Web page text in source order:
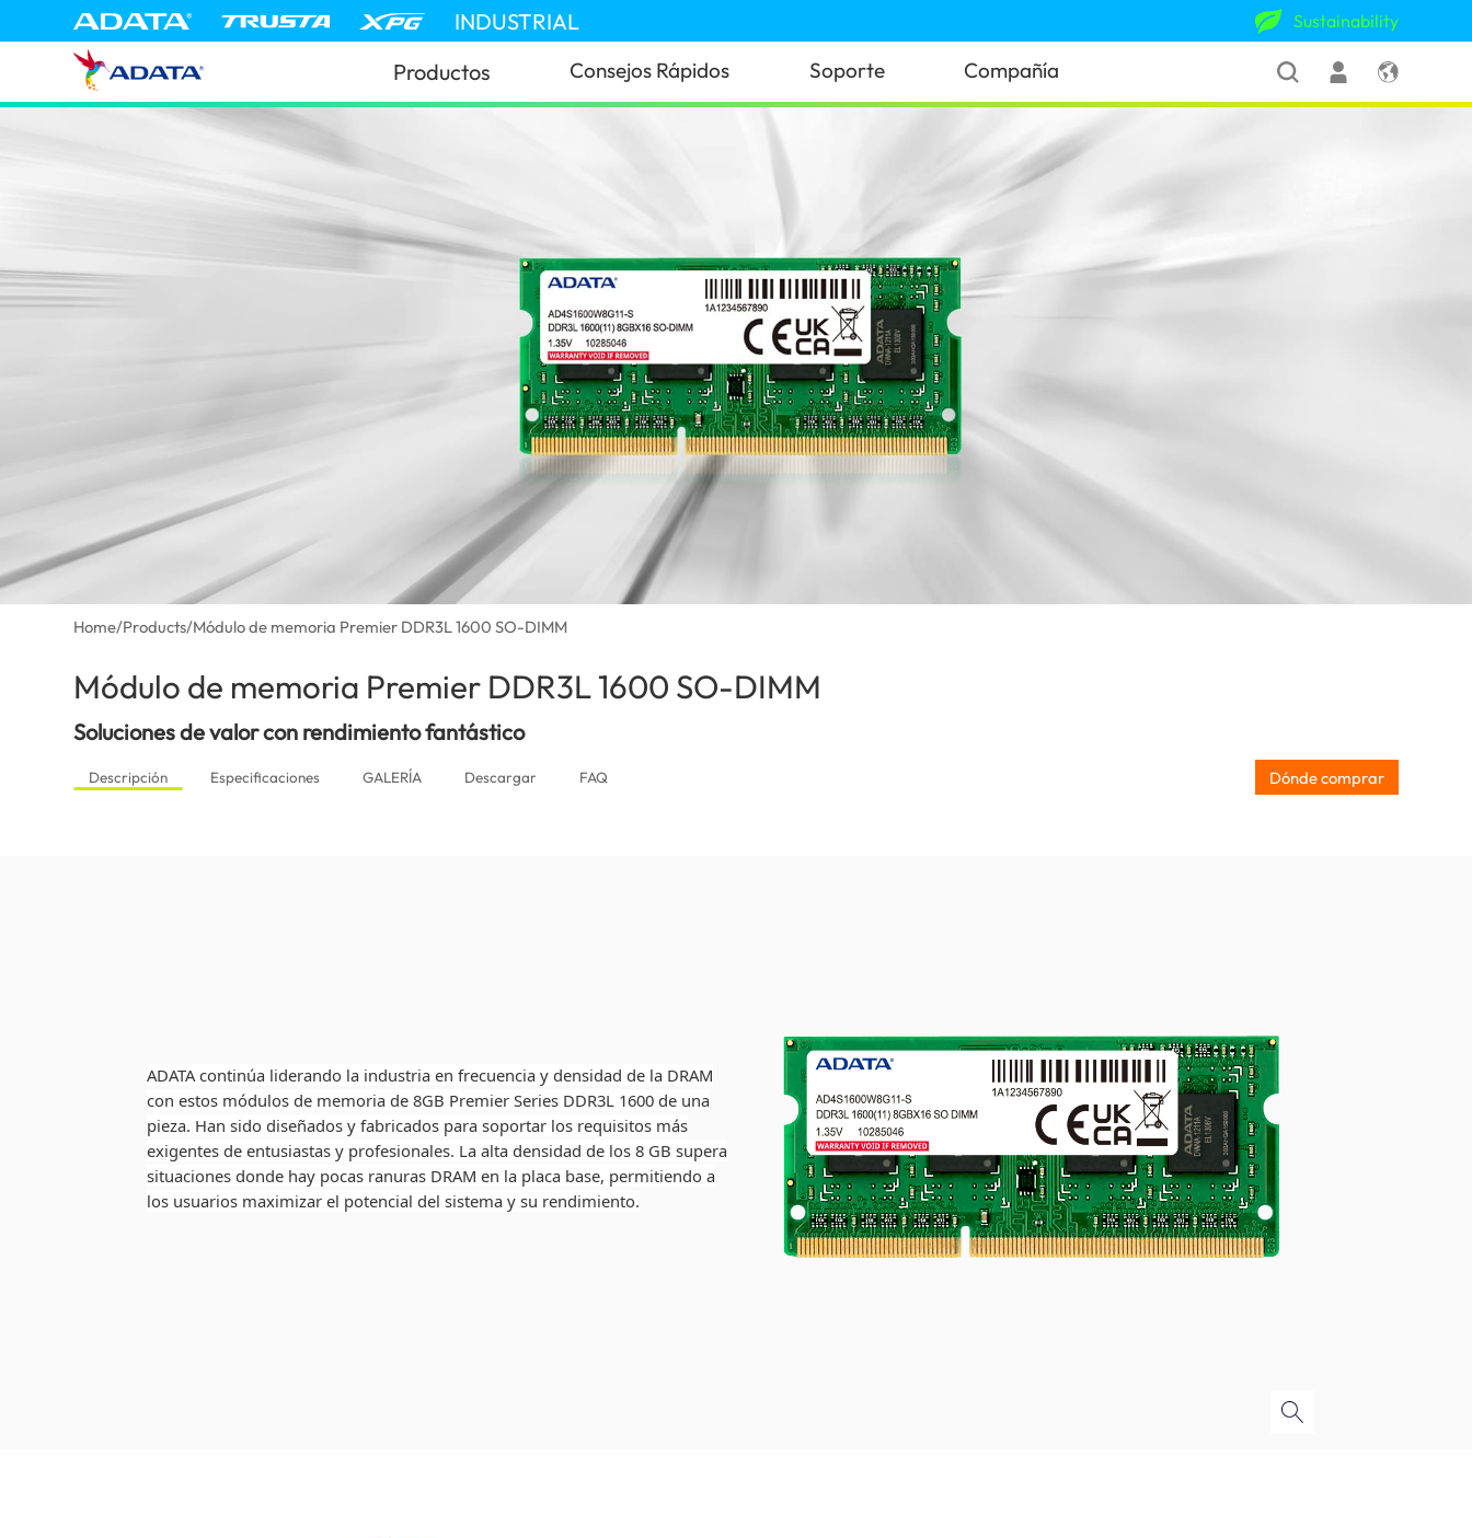
INDUSTRIAL Sustainability
Productos Consejos Rápidos Soporte Compañía
Home/Products/Módulo de memoria Premier DDR3L 1600 SO-DIMM
Módulo de memoria Premier DDR3L 1600 SO-DIMM
Soluciones de valor con rendimiento fantástico
Descripción Especificaciones GALERÍA Descargar FAQ Dónde comprar
ADATA continúa liderando la industria en frecuencia y densidad de la DRAM
con estos módulos de memoria de 8GB Premier Series DDR3L 1600 de una
pieza. Han sido diseñados y fabricados para soportar los requisitos más
exigentes de entusiastas y profesionales. La alta densidad de los 8 GB supera
situaciones donde hay pocas ranuras DRAM en la placa base, permitiendo a
los usuarios maximizar el potencial del sistema y su rendimiento.